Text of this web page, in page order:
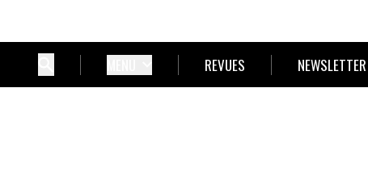
REVUES NEWSLETTER